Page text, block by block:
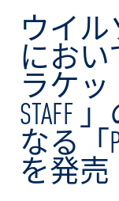
ウイ
にお
ラケッ
STAFF
なる「
を発売